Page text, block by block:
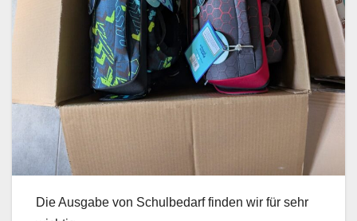
Die Ausgabe von Schulbedarf finden wir für sehr